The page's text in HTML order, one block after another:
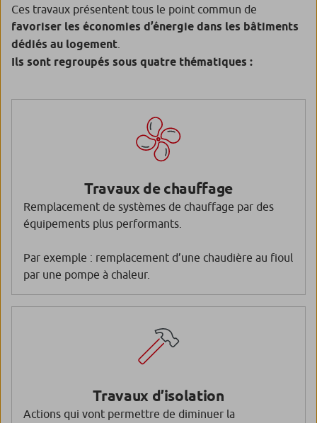
Ces travaux présentent tous le point commun de
favoriser les économies d’énergie dans les bâtiments
dédiés au logement
Ils sont regroupés sous quatre thématiques :
Travaux de chauffage
Remplacement de systèmes de chauffage par des
équipements plus performants.
Par exemple : remplacement d’une chaudière au fioul
par une pompe à chaleur.
Travaux d’isolation
Actions qui vont permettre de diminuer la